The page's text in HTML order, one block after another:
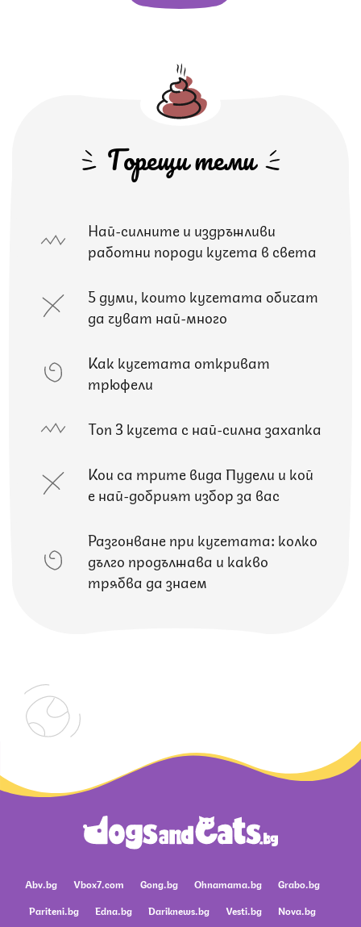
Горещи теми
Най-силните и издръжливи
работни породи кучета в света
5 думи, които кучетата обичат
да чуват най-много
Как кучетата откриват
трюфели
Топ 3 кучета с най-силна захапка
Кои са трите вида Пудели и кой
е най-добрият избор за вас
Разгонване при кучетата: колко
дълго продължава и какво
трябва да знаем
Abv.bg Vbox7.com Gong.bg Ohnamama.bg
Grabo.bg
Pariteni.bg
Edna.bg Dariknews.bg Vesti.bg Nova.bg